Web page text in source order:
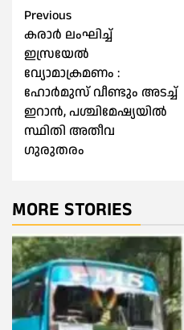
Post
navigation
Previous
കരാര്‍ ലംഘിച്ച്‌
ഇസ്രയേല്‍
വ്യോമാക്രമണം :
ഹോര്‍മുസ് വീണ്ടും അടച്ച്‌
ഇറാന്‍, പശ്ചിമേഷ്യയില്‍
സ്ഥിതി അതീവ
ഗുരുതരം
MORE STORIES